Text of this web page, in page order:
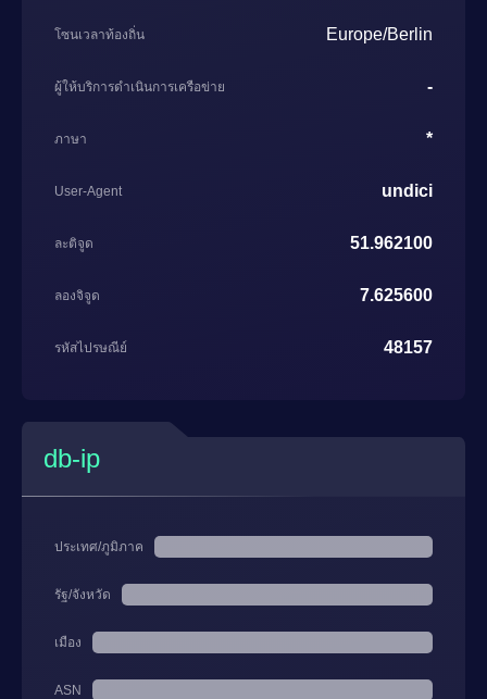
โซนเวลาท้องถิ่น Europe/Berlin
ผู้ให้บริการดำเนินการเครือข่าย -
ภาษา *
User-Agent undici
ละติจูด 51.962100
ลองจิจูด 7.625600
รหัสไปรษณีย์ 48157
db-ip
ประเทศ/ภูมิภาค
รัฐ/จังหวัด
เมือง
ASN